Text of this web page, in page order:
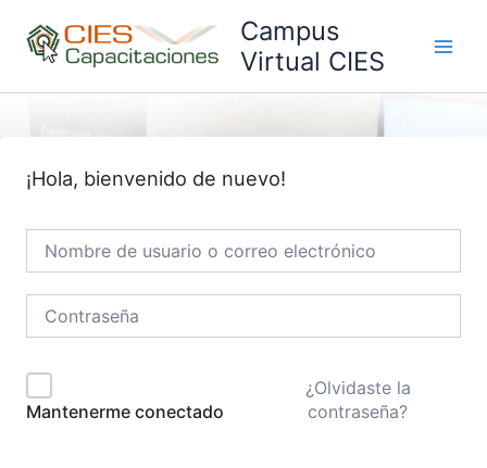
contenido
Campus
Virtual CIES
¡Hola, bienvenido de nuevo!
Mantenerme conectado
¿Olvidaste la
contraseña?